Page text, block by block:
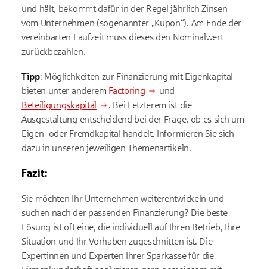
und hält, bekommt dafür in der Regel jährlich Zinsen
vom Unternehmen (sogenannter „Kupon“). Am Ende der
vereinbarten Laufzeit muss dieses den Nominalwert
zurückbezahlen.
Tipp: Möglichkeiten zur Finanzierung mit Eigenkapital
bieten unter anderem Factoring
und
Beteiligungskapital
. Bei Letzterem ist die
Ausgestaltung entscheidend bei der Frage, ob es sich um
Eigen- oder Fremdkapital handelt. Informieren Sie sich
dazu in unseren jeweiligen Themenartikeln.
Fazit:
Sie möchten Ihr Unternehmen weiterentwickeln und
suchen nach der passenden Finanzierung? Die beste
Lösung ist oft eine, die individuell auf Ihren Betrieb, Ihre
Situation und Ihr Vorhaben zugeschnitten ist. Die
Expertinnen und Experten Ihrer Sparkasse für die